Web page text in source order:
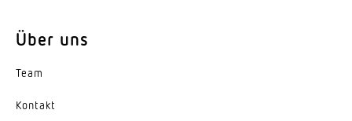
Mit Bewegungsmelder
Ja
Über uns
Team
Kontakt